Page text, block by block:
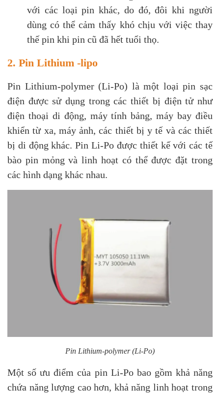
với các loại pin khác, do đó, đôi khi người
dùng có thể cảm thấy khó chịu với việc thay
thế pin khi pin cũ đã hết tuổi thọ.
2. Pin Lithium -lipo
Pin Lithium-polymer (Li-Po) là một loại pin sạc
điện được sử dụng trong các thiết bị điện tử như
điện thoại di động, máy tính bảng, máy bay điều
khiển từ xa, máy ảnh, các thiết bị y tế và các thiết
bị di động khác. Pin Li-Po được thiết kế với các tế
bào pin mỏng và linh hoạt có thể được đặt trong
các hình dạng khác nhau.
Pin Lithium-polymer (Li-Po)
Một số ưu điểm của pin Li-Po bao gồm khả năng
chứa năng lượng cao hơn, khả năng linh hoạt trong